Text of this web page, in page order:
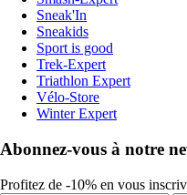
Sneak'In
Sneakids
Sport is good
Trek-Expert
Triathlon Expert
Vélo-Store
Winter Expert
Abonnez-vous à notre
Profitez de -10% en vous